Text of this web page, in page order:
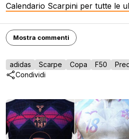
Calendario Scarpini per tutte le
Mostra commenti
adidas Scarpe Copa F50
Condividi